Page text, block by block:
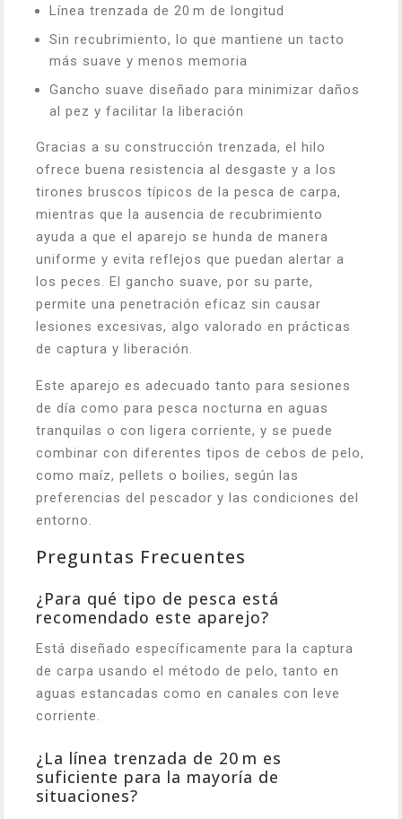
Línea trenzada de 20 m de longitud
Sin recubrimiento, lo que mantiene un tacto
más suave y menos memoria
Gancho suave diseñado para minimizar daños
al pez y facilitar la liberación
Gracias a su construcción trenzada, el hilo
ofrece buena resistencia al desgaste y a los
tirones bruscos típicos de la pesca de carpa,
mientras que la ausencia de recubrimiento
ayuda a que el aparejo se hunda de manera
uniforme y evita reflejos que puedan alertar a
los peces. El gancho suave, por su parte,
permite una penetración eficaz sin causar
lesiones excesivas, algo valorado en prácticas
de captura y liberación.
Este aparejo es adecuado tanto para sesiones
de día como para pesca nocturna en aguas
tranquilas o con ligera corriente, y se puede
combinar con diferentes tipos de cebos de pelo,
como maíz, pellets o boilies, según las
preferencias del pescador y las condiciones del
entorno.
Preguntas Frecuentes
¿Para qué tipo de pesca está
recomendado este aparejo?
Está diseñado específicamente para la captura
de carpa usando el método de pelo, tanto en
aguas estancadas como en canales con leve
corriente.
¿La línea trenzada de 20 m es
suficiente para la mayoría de
situaciones?